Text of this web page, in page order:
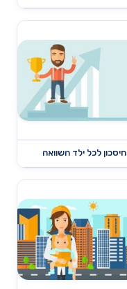
חיסכון לכל ילד השוואה